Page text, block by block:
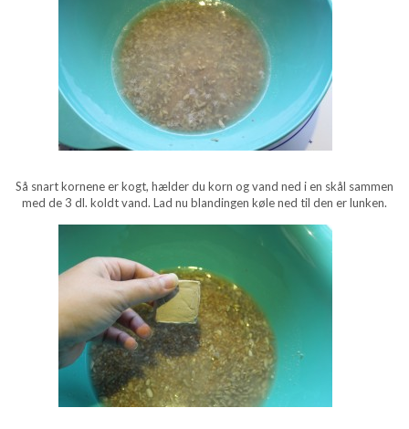
Så snart kornene er kogt, hælder du korn og vand ned i en skål sammen
med de 3 dl. koldt vand. Lad nu blandingen køle ned til den er lunken.